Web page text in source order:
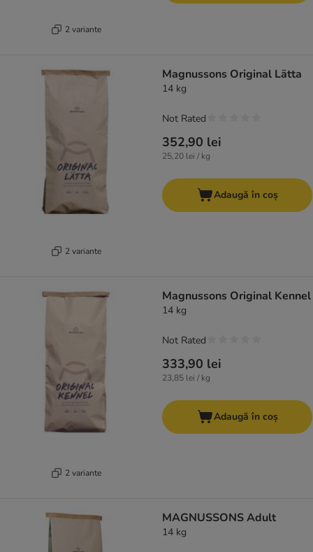
2 variante
2 variante
Magnussons Original Lätta
14 kg
352,90 lei
25,20 lei / kg
Not Rated
Adaugă în coș
2 variante
Magnussons Original Kennel
14 kg
333,90 lei
23,85 lei / kg
Not Rated
Adaugă în coș
MAGNUSSONS Adult
14 kg